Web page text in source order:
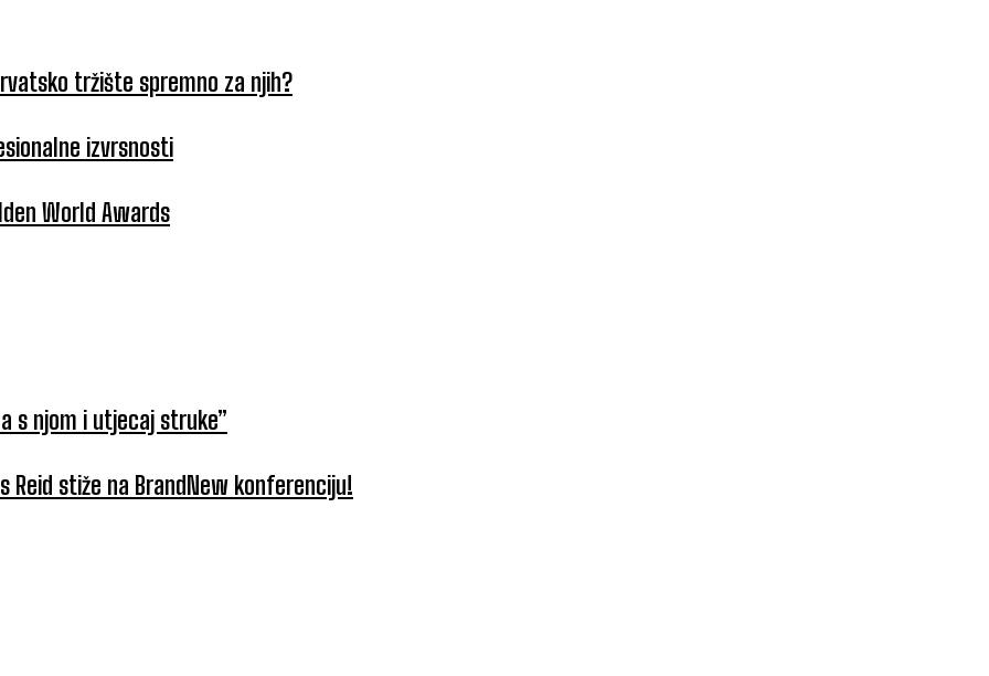
tržište spremno za njih?
izvrsnosti
World Awards
s njom i utjecaj struke”
stiže na BrandNew konferenciju!